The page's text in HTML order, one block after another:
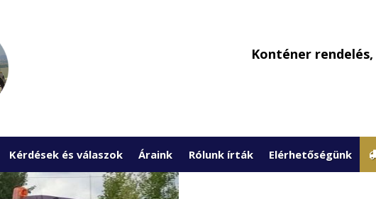
Konténer
Kérdések és válaszok Áraink Rólunk írták Elérhetőségünk